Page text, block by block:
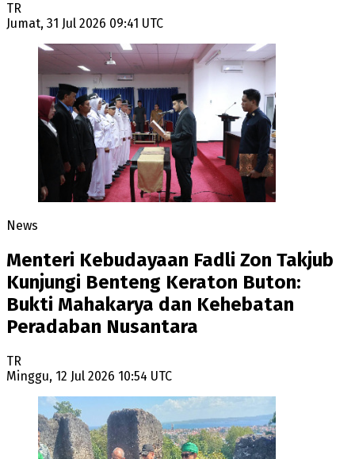
TR
Jumat, 31 Jul 2026 09:41 UTC
News
Menteri Kebudayaan Fadli Zon Takjub
Kunjungi Benteng Keraton Buton:
Bukti Mahakarya dan Kehebatan
Peradaban Nusantara
TR
Minggu, 12 Jul 2026 10:54 UTC